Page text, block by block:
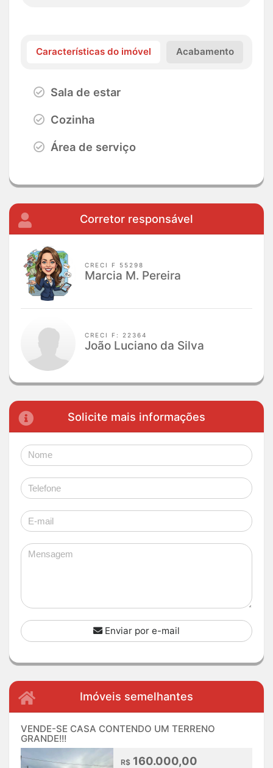
Características do imóvel Acabamento
Sala de estar
Cozinha
Área de serviço
Corretor responsável
CRECI F 55298
Marcia M. Pereira
CRECI F: 22364
João Luciano da Silva
Solicite mais informações
Enviar por e-mail
Imóveis semelhantes
VENDE-SE CASA CONTENDO UM TERRENO
GRANDE!!!
R$ 160.000,00